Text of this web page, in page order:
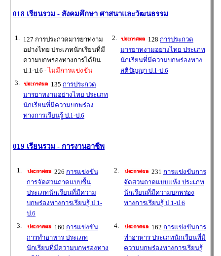
018 เรียนรวม - สังคมศึกษา ศาสนาและวัฒนธรรม
1.
127 การประกวดมารยาทงาม
อย่างไทย ประเภทนักเรียนที่มี
ความบกพร่องทางการได้ยิน
ป.1-ป.6 - ไม่มีการแข่งขัน
2. 128 การประกวด
มารยาทงามอย่างไทย ประเภท
นักเรียนที่มีความบกพร่องทาง
สติปัญญา ป.1-ป.6
3.
135 การประกวด
มารยาทงามอย่างไทย ประเภท
นักเรียนที่มีความบกพร่อง
ทางการเรียนรู้ ป.1-ป.6
019 เรียนรวม - การงานอาชีพ
1. 226 การแข่งขัน
การจัดสวนถาดแบบชื้น
ประเภทนักเรียนที่มีความ
บกพร่องทางการเรียนรู้ ป.1-
ป.6
2. 231 การแข่งขันการ
จัดสวนถาดแบบแห้ง ประเภท
นักเรียนที่มีความบกพร่อง
ทางการเรียนรู้ ป.1-ป.6
3. 160 การแข่งขัน
การทำอาหาร ประเภท
นักเรียนที่มีความบกพร่องทาง
4. 162 การแข่งขันการ
ทำอาหาร ประเภทนักเรียนที่มี
ความบกพร่องทางการเรียนรู้